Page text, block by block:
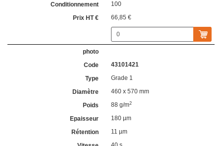
100
66,85 €
43101421
Grade 1
460 x 570 mm
88 g/m2
180 µm
11 µm